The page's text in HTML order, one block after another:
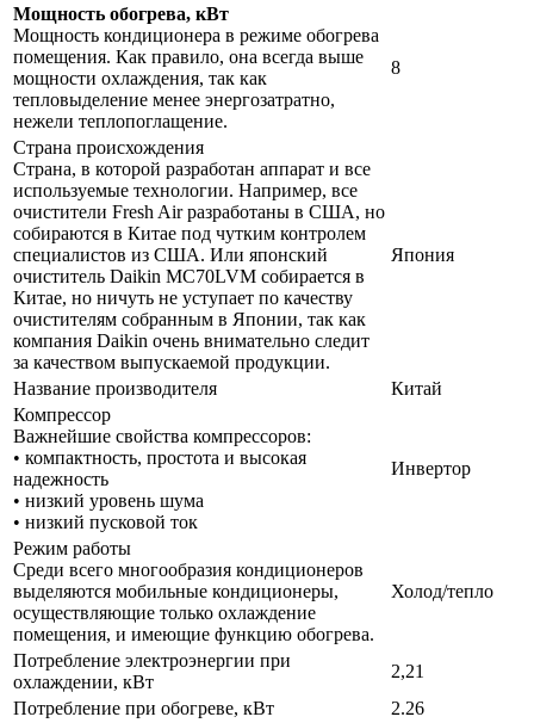
Мощность обогрева, кВт
Мощность кондиционера в режиме обогрева
помещения. Как правило, она всегда выше
мощности охлаждения, так как
тепловыделение менее энергозатратно,
нежели теплопоглащение.
8
Страна происхождения
Страна, в которой разработан аппарат и все
используемые технологии. Например, все
очистители Fresh Air разработаны в США, но
собираются в Китае под чутким контролем
специалистов из США. Или японский
очиститель Daikin MC70LVM собирается в
Китае, но ничуть не уступает по качеству
очистителям собранным в Японии, так как
компания Daikin очень внимательно следит
за качеством выпускаемой продукции.
Япония
Название производителя
Китай
Компрессор
Важнейшие свойства компрессоров:
• компактность, простота и высокая
надежность
• низкий уровень шума
• низкий пусковой ток
Инвертор
Режим работы
Среди всего многообразия кондиционеров
выделяются мобильные кондиционеры,
осуществляющие только охлаждение
помещения, и имеющие функцию обогрева.
Холод/тепло
Потребление электроэнергии при
охлаждении, кВт
2,21
Потребление при обогреве, кВт
2.26